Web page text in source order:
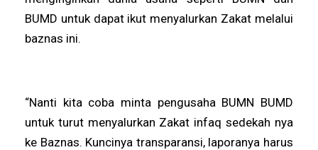
BUMD untuk dapat ikut menyalurkan Zakat melalui
baznas ini.
“Nanti kita coba minta pengusaha BUMN BUMD
untuk turut menyalurkan Zakat infaq sedekah nya
ke Baznas. Kuncinya transparansi, laporanya harus